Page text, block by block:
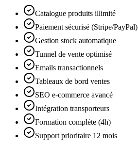
Catalogue produits illimité
Paiement sécurisé (Stripe/PayPal)
Gestion stock automatique
Tunnel de vente optimisé
Emails transactionnels
Tableaux de bord ventes
SEO e-commerce avancé
Intégration transporteurs
Formation complète (4h)
Support prioritaire 12 mois